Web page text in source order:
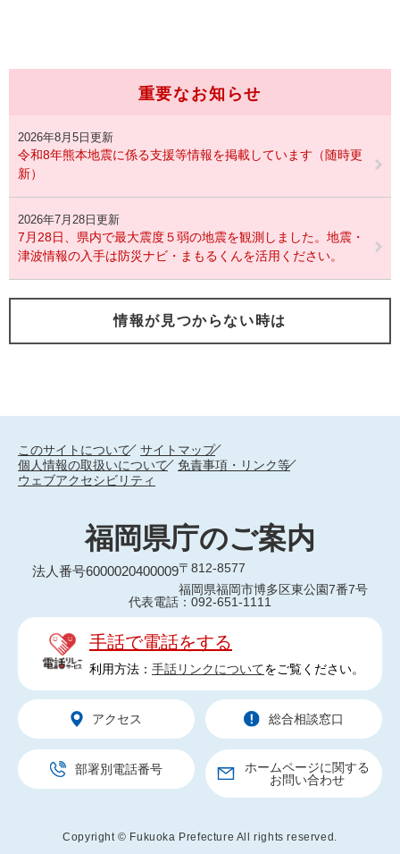
重要なお知らせ
2026年8月5日更新
令和8年熊本地震に係る支援等情報を掲載しています（随時更
新）
2026年7月28日更新
7月28日、県内で最大震度５弱の地震を観測しました。地震・
津波情報の入手は防災ナビ・まもるくんを活用ください。
情報が見つからない時は
このサイトについて
サイトマップ
個人情報の取扱いについて
免責事項・リンク等
ウェブアクセシビリティ
福岡県庁のご案内
法人番号6000020400009〒812-8577
福岡県福岡市博多区東公園7番7号
代表電話：092-651-1111
手話で電話をする
利用方法： 手話リンクについてをご覧ください。
アクセス 総合相談窓口
部署別電話番号
ホームページに関する
お問い合わせ
Copyright © Fukuoka Prefecture All rights reserved.